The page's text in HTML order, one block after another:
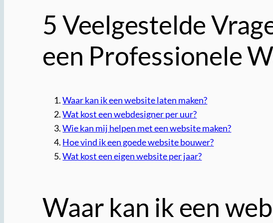
5 Veelgestelde
een Professionele
Waar kan ik een website laten maken?
Wat kost een webdesigner per uur?
Wie kan mij helpen met een website maken?
Hoe vind ik een goede website bouwer?
Wat kost een eigen website per jaar?
Waar kan ik een